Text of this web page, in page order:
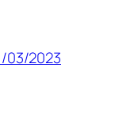
03/2023